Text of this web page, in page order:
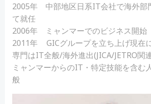
2005年 中部地区日系IT会社で海外部
て就任
2006年 ミャンマーでのビジネス開始
2011年 GICグループを立ち上げ現在
専門はIT全般/海外進出(JICA/JETRO関
ミャンマーからのIT・特定技能を含む
般